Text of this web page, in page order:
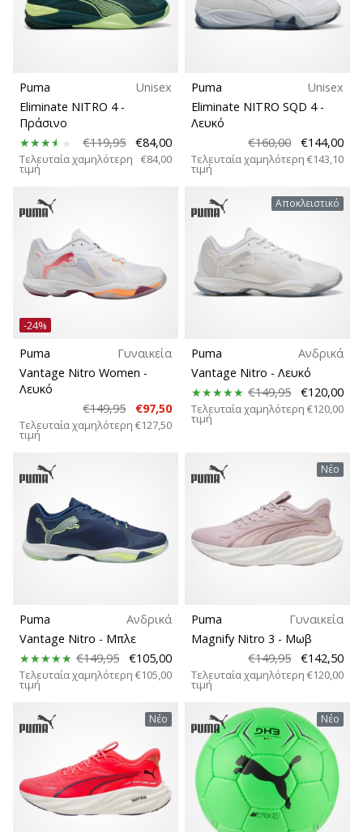
νέα
παπούτσια
Accelerate
NITRO
SQD
5!
Ανακάλυψε
τις
αναβαθμίσεις
μάθε
αν
αξίζει…
25. 11. 2024
•
6 λεπτά ανάγνωσης
Γίνετε
πρεσβευτής
της
χάντμπολ
Είσαι
λάτρης
του
Γίνε
πρεσβευτής/
πρέσβειρα
της
μας
Εμφάνιση
όλων
Μέγεθος
Τύπος μπάλας
Υποστήριξη σουτιέν
Σύλλογοι
Συλλογή
Άνεση και αντικραδασμική προστασία
Είδος προπόνησης
Πτώση (χιλ.)
Εφαρμογή
Λειτουργία
Παίκτης
Είδος γηπέδου
Θέση
Πλάτος παπουτσίου
Puma
Unisex
Eliminate NITRO 4 -
Πράσινο
€119,95
€84,00
Τελευταία χαμηλότερη
τιμή
€84,00
Puma
Unisex
Eliminate NITRO SQD 4 -
Λευκό
€160,00
€144,00
Τελευταία χαμηλότερη
τιμή
€143,10
-24%
Puma
Γυναικεία
Vantage Nitro Women -
Λευκό
€149,95
€97,50
Τελευταία χαμηλότερη
τιμή
€127,50
Αποκλειστικό
Puma
Ανδρικά
Vantage Nitro - Λευκό
€149,95
€120,00
Τελευταία χαμηλότερη
τιμή
€120,00
Puma
Ανδρικά
Vantage Nitro - Μπλε
€149,95
€105,00
Τελευταία χαμηλότερη
τιμή
€105,00
Νέο
Puma
Γυναικεία
Magnify Nitro 3 - Μωβ
€149,95
€142,50
Τελευταία χαμηλότερη
τιμή
€120,00
Νέο Νέο